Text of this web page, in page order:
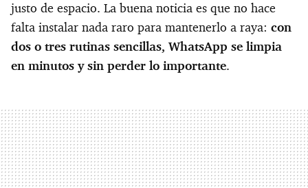
justo de espacio. La buena noticia es que no hace
falta instalar nada raro para mantenerlo a raya: con
dos o tres rutinas sencillas, WhatsApp se limpia
en minutos y sin perder lo importante.